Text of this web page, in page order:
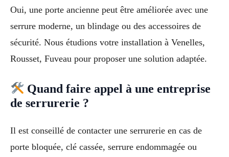
Oui, une porte ancienne peut être améliorée avec une
serrure moderne, un blindage ou des accessoires de
sécurité. Nous étudions votre installation à Venelles,
Rousset, Fuveau pour proposer une solution adaptée.
Quand faire appel à une entreprise
de serrurerie ?
Il est conseillé de contacter une serrurerie en cas de
porte bloquée, clé cassée, serrure endommagée ou